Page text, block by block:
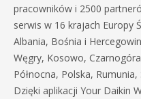
pracowników i 2500
serwis w 16 krajach Europy
Albania, Bośnia i
Węgry, Kosowo,
Północna, Polska, Rumunia,
Dzięki aplikacji Your Daikin